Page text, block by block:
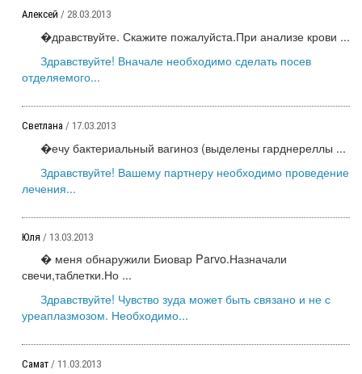
Алексей / 28.03.2013
�дравствуйте. Скажите пожалуйста.При анализе крови ...
Здравствуйте! Вначале необходимо сделать посев
отделяемого...
Светлана / 17.03.2013
�ечу бактериальный вагиноз (выделены гарднереллы ...
Здравствуйте! Вашему партнеру необходимо проведение
лечения...
Юля / 13.03.2013
� меня обнаружили Биовар Parvo.Назначали
свечи,таблетки.Но ...
Здравствуйте! Чувство зуда может быть связано и не с
уреаплазмозом. Необходимо...
Самат / 11.03.2013